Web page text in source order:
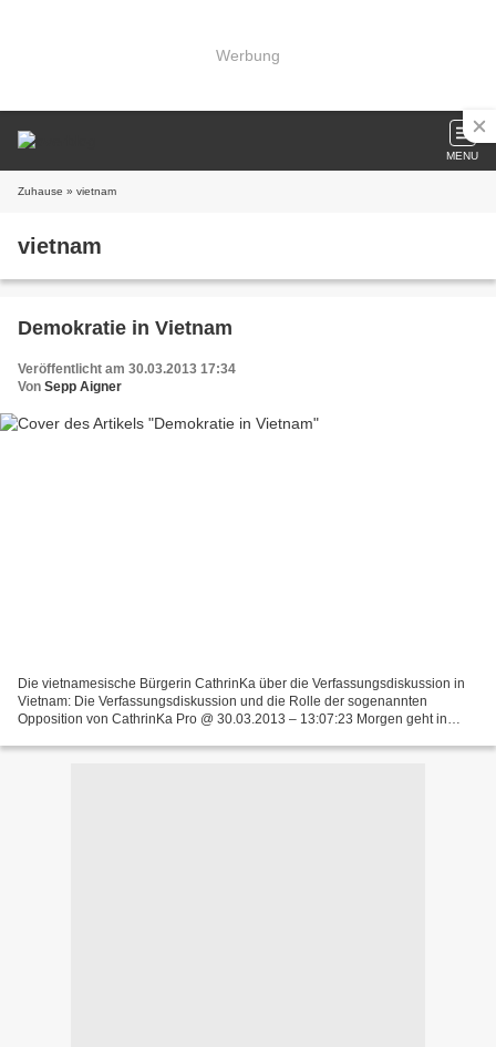
Werbung
MENU
Zuhause » vietnam
vietnam
Demokratie in Vietnam
Veröffentlicht am 30.03.2013 17:34
Von Sepp Aigner
Die vietnamesische Bürgerin CathrinKa über die Verfassungsdiskussion in
Vietnam: Die Verfassungsdiskussion und die Rolle der sogenannten
Opposition von CathrinKa Pro @ 30.03.2013 – 13:07:23 Morgen geht in